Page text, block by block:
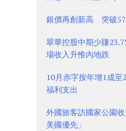
銀價再創新高 突破
翠華控股中期少賺
場收入升惟內地跌
10月赤字按年增1成
福利支出
外國旅客訪國家公園
美國優先」